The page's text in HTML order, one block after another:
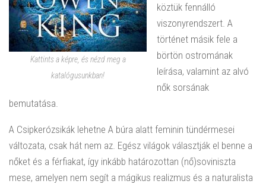
Kattints a képre, és nézd meg a
katalógusunkban!
köztük fennálló
viszonyrendszert. A
történet másik fele a
börtön ostromának
leírása, valamint az alvó
nők sorsának
bemutatása.
A Csipkerózsikák lehetne A búra alatt feminin tündérmesei
változata, csak hát nem az. Egész világok választják el benne a
nőket és a férfiakat, így inkább határozottan (nő)soviniszta
mese, amelyen nem segít a mágikus realizmus és a naturalista